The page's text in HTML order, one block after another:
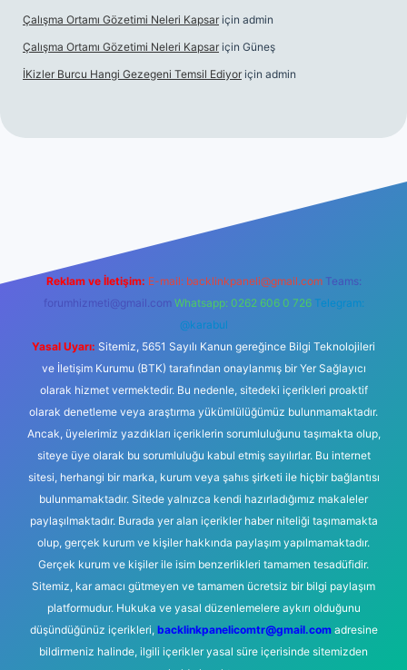
Çalışma Ortamı Gözetimi Neleri Kapsar için admin
Çalışma Ortamı Gözetimi Neleri Kapsar için Güneş
İKizler Burcu Hangi Gezegeni Temsil Ediyor için admin
Reklam ve İletişim: E-mail: backlinkpaneli@gmail.com Teams:
forumhizmeti@gmail.com Whatsapp: 0262 606 0 726 Telegram:
@karabul
Yasal Uyarı: Sitemiz, 5651 Sayılı Kanun gereğince Bilgi Teknolojileri
ve İletişim Kurumu (BTK) tarafından onaylanmış bir Yer Sağlayıcı
olarak hizmet vermektedir. Bu nedenle, sitedeki içerikleri proaktif
olarak denetleme veya araştırma yükümlülüğümüz bulunmamaktadır.
Ancak, üyelerimiz yazdıkları içeriklerin sorumluluğunu taşımakta olup,
siteye üye olarak bu sorumluluğu kabul etmiş sayılırlar. Bu internet
sitesi, herhangi bir marka, kurum veya şahıs şirketi ile hiçbir bağlantısı
bulunmamaktadır. Sitede yalnızca kendi hazırladığımız makaleler
paylaşılmaktadır. Burada yer alan içerikler haber niteliği taşımamakta
olup, gerçek kurum ve kişiler hakkında paylaşım yapılmamaktadır.
Gerçek kurum ve kişiler ile isim benzerlikleri tamamen tesadüfidir.
Sitemiz, kar amacı gütmeyen ve tamamen ücretsiz bir bilgi paylaşım
platformudur. Hukuka ve yasal düzenlemelere aykırı olduğunu
düşündüğünüz içerikleri, backlinkpanelicomtr@gmail.comadresine
bildirmeniz halinde, ilgili içerikler yasal süre içerisinde sitemizden